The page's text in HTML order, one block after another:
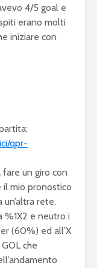
4/5 goal e
erano molti
iniziare con
qpr-
un giro con
il mio pronostico
un’altra rete.
e neutro i
(60%) ed all’X
che